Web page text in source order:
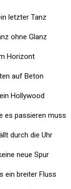
letzter Tanz
ohne Glanz
Horizont
auf Beton
Hollywood
es passieren muss
durch die Uhr
neue Spur
ein breiter Fluss